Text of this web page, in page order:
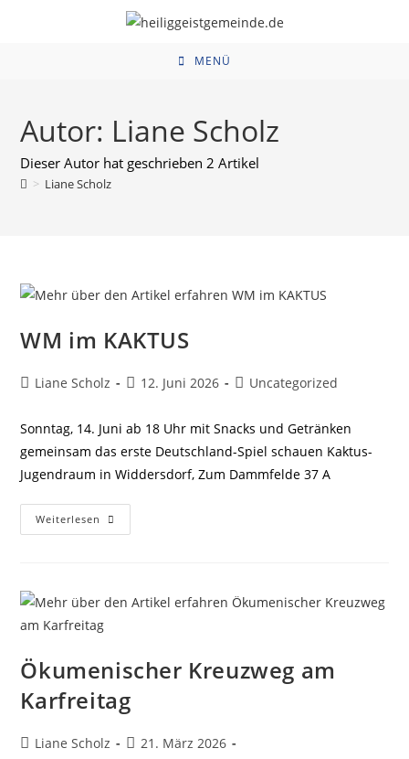
MENÜ
Autor: Liane Scholz
Dieser Autor hat geschrieben 2 Artikel
> Liane Scholz
WM im KAKTUS
Beitrags-
Liane Scholz
Beitrag
12. Juni 2026
Beitrags-
Uncategorized
Sonntag, 14. Juni ab 18 Uhr mit Snacks und Getränken
gemeinsam das erste Deutschland-Spiel schauen Kaktus-
Jugendraum in Widdersdorf, Zum Dammfelde 37 A
Weiterlesen WM
Im
Ökumenischer Kreuzweg am
Karfreitag
Beitrags-
Liane Scholz
Beitrag
21. März 2026